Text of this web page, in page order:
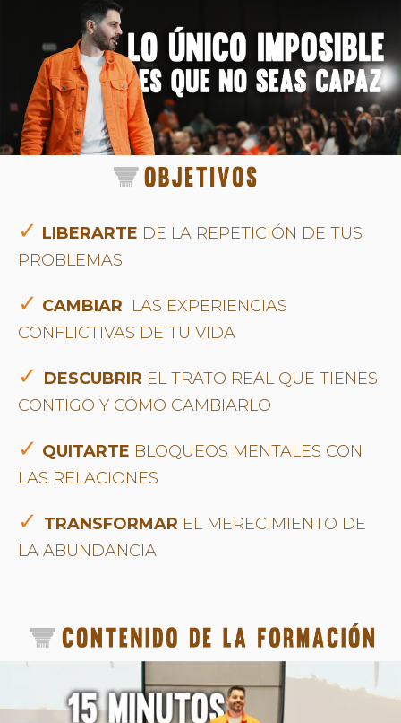
✓ LIBERARTE DE LA REPETICIÓN DE TUS
PROBLEMAS
✓ CAMBIAR LAS EXPERIENCIAS
CONFLICTIVAS DE TU VIDA
✓ DESCUBRIR EL TRATO REAL QUE TIENES
CONTIGO Y CÓMO CAMBIARLO
✓ QUITARTE BLOQUEOS MENTALES CON
LAS RELACIONES
✓ TRANSFORMAR EL MERECIMIENTO DE
LA ABUNDANCIA